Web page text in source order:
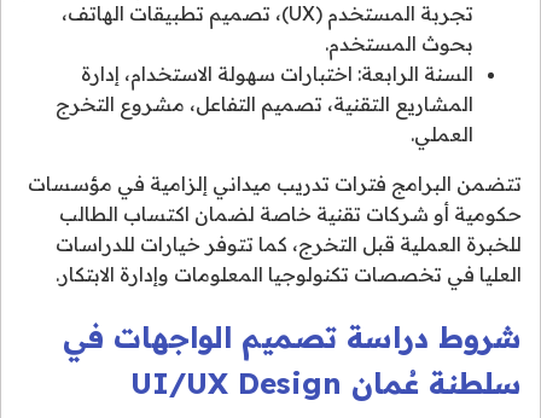
تجربة المستخدم (UX)، تصميم تطبيقات الهاتف،
بحوث المستخدم.
السنة الرابعة: اختبارات سهولة الاستخدام، إدارة
المشاريع التقنية، تصميم التفاعل، مشروع التخرج
العملي.
تتضمن البرامج فترات تدريب ميداني إلزامية في مؤسسات
حكومية أو شركات تقنية خاصة لضمان اكتساب الطالب
للخبرة العملية قبل التخرج، كما تتوفر خيارات للدراسات
العليا في تخصصات تكنولوجيا المعلومات وإدارة الابتكار.
شروط دراسة تصميم الواجهات في
سلطنة عُمان UI/UX Design